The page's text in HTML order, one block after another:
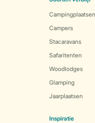
Campingplaatsen
Campers
Stacaravans
Safaritenten
Woodlodges
Glamping
Jaarplaatsen
Inspiratie